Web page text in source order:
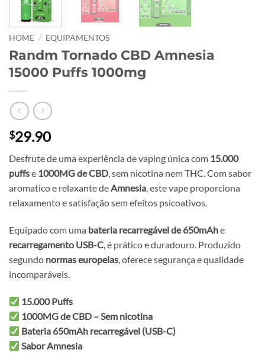
HOME / EQUIPAMENTOS
Randm Tornado CBD Amnesia
15000 Puffs 1000mg
$29.90
Desfrute de uma experiência de vaping única com 15.000
puffse 1000MG de CBD, sem nicotina nem THC. Com sabor
aromatico e relaxante deAmnesia, este vape proporciona
relaxamento e satisfação sem efeitos psicoativos.
Equipado com uma bateria recarregável de 650mAhe
recarregamento USB-C, é prático e duradouro. Produzido
segundo normas europeias, oferece segurança e qualidade
incomparáveis.
15.000 Puffs
1000MG de CBD – Sem nicotina
Bateria 650mAh recarregável (USB-C)
Sabor Amnesia